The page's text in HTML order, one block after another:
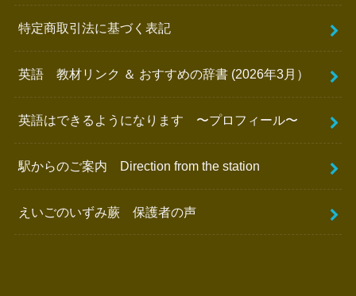
特定商取引法に基づく表記
英語 教材リンク ＆ おすすめの辞書 (2026年3月）
英語はできるようになります 〜プロフィール〜
駅からのご案内 Direction from the station
えいごのいずみ蕨 保護者の声